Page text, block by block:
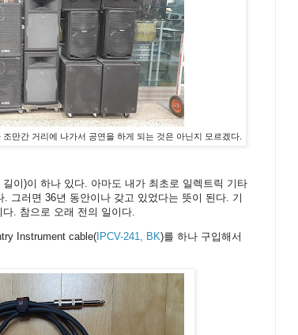
만간 거리에 나가서 공연을 하게 되는 것은 아닌지 모르겠다.
이)이 하나 있다. 아마도 내가 최초로 일렉트릭 기타
그러면 36년 동안이나 갖고 있었다는 뜻이 된다. 기
. 참으로 오래 전의 일이다.
Instrument cable( IPCV-241, BK)를 하나 구입해서